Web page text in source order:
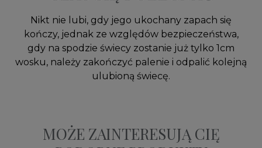
Nikt nie lubi, gdy jego ukochany zapach się
kończy, jednak ze względów bezpieczeństwa,
gdy na spodzie świecy zostanie już tylko 1cm
wosku, należy zakończyć palenie i odpalić kolejną
ulubioną świecę.
MOŻE ZAINTERESUJĄ CIĘ